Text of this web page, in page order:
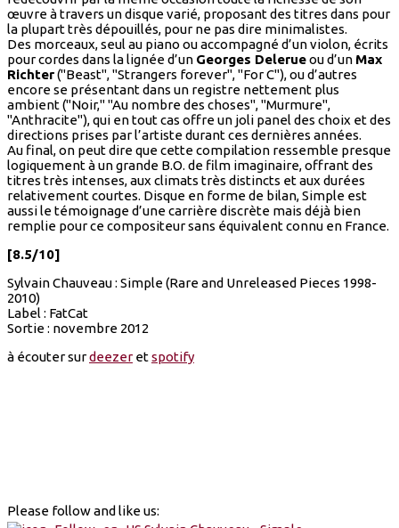
œuvre à travers un disque varié, proposant des titres dans pour
la plupart très dépouillés, pour ne pas dire minimalistes.
Des morceaux, seul au piano ou accompagné d’un violon, écrits
pour cordes dans la lignée d’un Georges Delerueou d’un Max
Richter("Beast", "Strangers forever", "For C"), ou d’autres
encore se présentant dans un registre nettement plus
ambient ("Noir," "Au nombre des choses", "Murmure",
"Anthracite"), qui en tout cas offre un joli panel des choix et des
directions prises par l’artiste durant ces dernières années.
Au final, on peut dire que cette compilation ressemble presque
logiquement à un grande B.O. de film imaginaire, offrant des
titres très intenses, aux climats très distincts et aux durées
relativement courtes. Disque en forme de bilan, Simple est
aussi le témoignage d’une carrière discrète mais déjà bien
remplie pour ce compositeur sans équivalent connu en France.
[8.5/10]
Sylvain Chauveau : Simple (Rare and Unreleased Pieces 1998-
2010)
Label : FatCat
Sortie : novembre 2012
à écouter surdeezeretspotify
Please follow and like us: